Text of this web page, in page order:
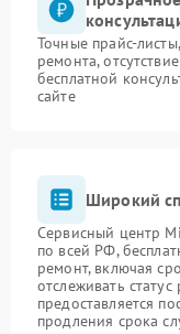
Точные прайс-
ремонта,
бесплатной
сайте
Широкий
Сервисный центр
по всей РФ,
ремонт, включая
отслеживать
предоставляется
продления срока